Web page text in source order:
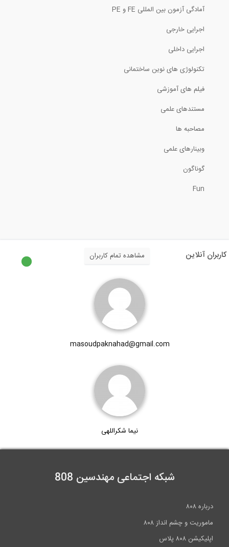
تحلیل سازه در نرم افزار Visicon
وبینار اتودسک در مورد هوش مصنوعی در...
فیلتر کردن المان های مختلف بیم در نرم...
ابزارهای اندازه گیری در نرم افزار...
آمادگی آزمون بین المللی FE و PE
اجرایی خارجی
اجرایی داخلی
تکنولوژی های نوین ساختمانی
فیلم های آموزشی
مستندهای علمی
مصاحبه ها
وبینارهای علمی
مشاهده تمام کاربران
masoudpaknahad@gmail.com
نیما شکراللهی
شبکه اجتماعی مهندسین 808
و چشم انداز ۸۰۸
۸۰۸ پلاس